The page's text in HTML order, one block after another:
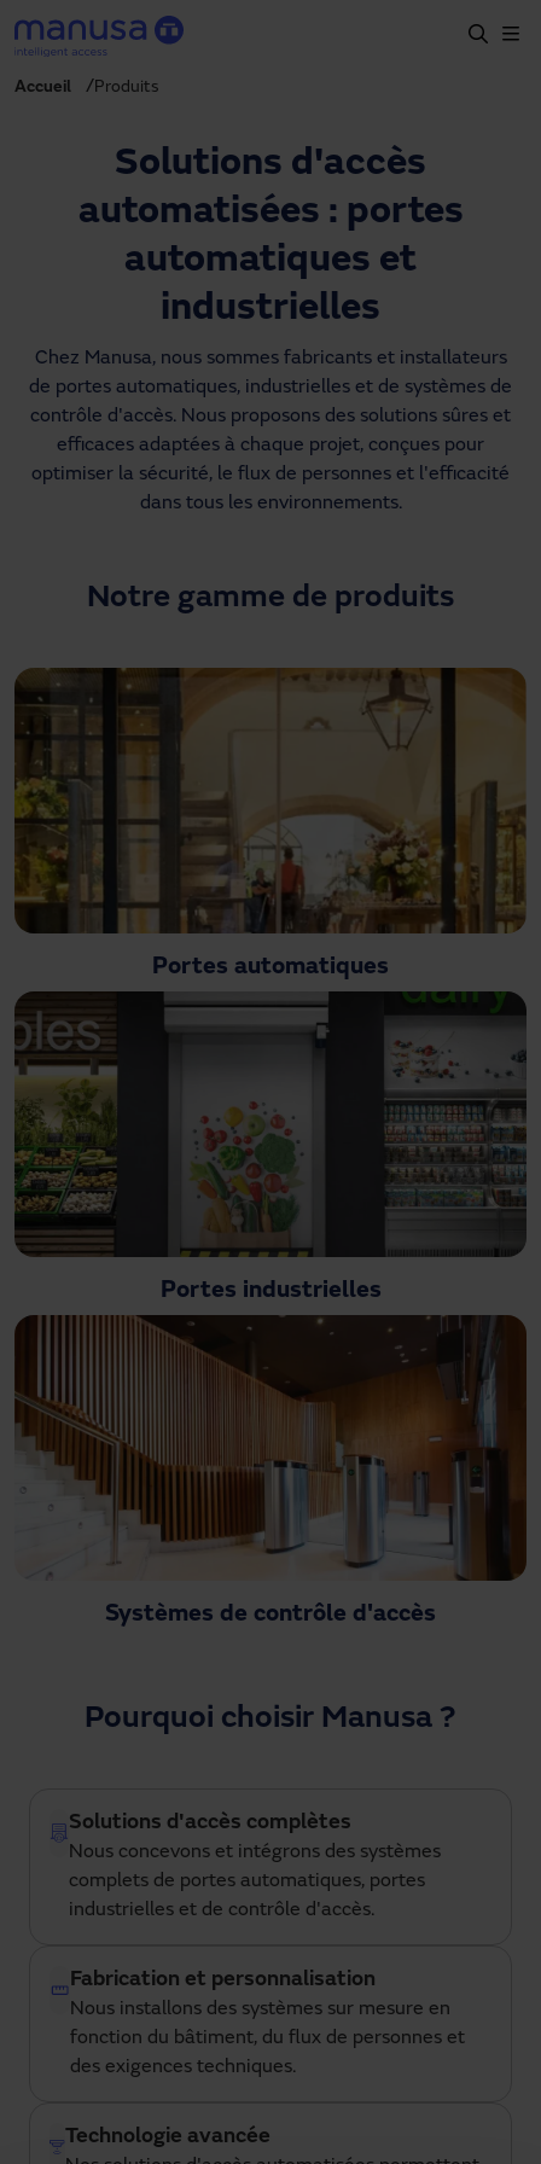
Aller au contenu principal
Produits et secteurs
Services
Blog
À propos de nous
FR
+34 93 591 57 00
manusa@manusa.com
Téléchargements
Accueil Produits
Solutions d'accès
automatisées : portes
automatiques et
industrielles
Chez Manusa, nous sommes fabricants et installateurs
de portes automatiques, industrielles et de systèmes de
contrôle d'accès. Nous proposons des solutions sûres et
efficaces adaptées à chaque projet, conçues pour
optimiser la sécurité, le flux de personnes et l'efficacité
dans tous les environnements.
Notre gamme de produits
Portes automatiques
Portes industrielles
Systèmes de contrôle d'accès
Pourquoi choisir Manusa ?
Solutions d'accès complètes
Nous concevons et intégrons des systèmes
complets de portes automatiques, portes
industrielles et de contrôle d'accès.
Fabrication et personnalisation
Nous installons des systèmes sur mesure en
fonction du bâtiment, du flux de personnes et
des exigences techniques.
Technologie avancée